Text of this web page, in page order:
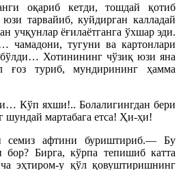
оқариб кетди, тошдай қотиб
тарвайиб, куйдирган калладай
учқунлар ёғилаётганга ўхшар эди.
чамадони, тугуни ва картонлари
Хотинининг чўзиқ юзи яна
ғоз туриб, мундирининг ҳамма
Кўп яхши!.. Болалигингдан бери
шундай мартабага етса! Ҳи-ҳи!
афтини буриштириб.— Бу
бор? Бирга, кўрпа тепишиб катта
эҳтиром-у қўл қовуштиришнинг